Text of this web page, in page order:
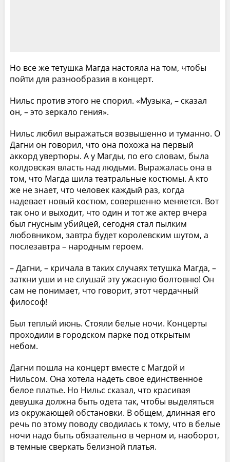
Но все же тетушка Магда настояла на том, чтобы
пойти для разнообразия в концерт.
Нильс против этого не спорил. «Музыка, – сказал
он, – это зеркало гения».
Нильс любил выражаться возвышенно и туманно. О
Дагни он говорил, что она похожа на первый
аккорд увертюры. А у Магды, по его словам, была
колдовская власть над людьми. Выражалась она в
том, что Магда шила театральные костюмы. А кто
же не знает, что человек каждый раз, когда
надевает новый костюм, совершенно меняется. Вот
так оно и выходит, что один и тот же актер вчера
был гнусным убийцей, сегодня стал пылким
любовником, завтра будет королевским шутом, а
послезавтра – народным героем.
– Дагни, – кричала в таких случаях тетушка Магда, –
заткни уши и не слушай эту ужасную болтовню! Он
сам не понимает, что говорит, этот чердачный
философ!
Был теплый июнь. Стояли белые ночи. Концерты
проходили в городском парке под открытым
небом.
Дагни пошла на концерт вместе с Магдой и
Нильсом. Она хотела надеть свое единственное
белое платье. Но Нильс сказал, что красивая
девушка должна быть одета так, чтобы выделяться
из окружающей обстановки. В общем, длинная его
речь по этому поводу сводилась к тому, что в белые
ночи надо быть обязательно в черном и, наоборот,
в темные сверкать белизной платья.